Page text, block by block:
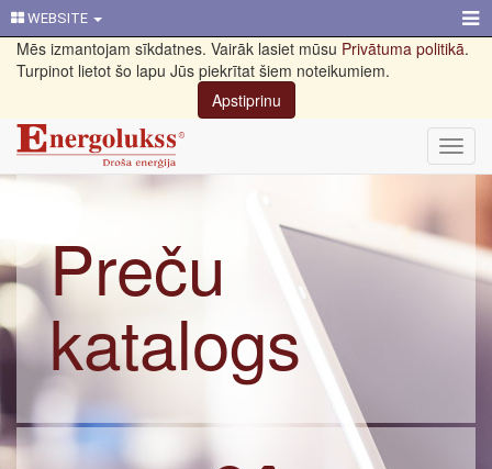
WEBSITE
Mēs izmantojam sīkdatnes. Vairāk lasiet mūsu Privātuma politikā.
Turpinot lietot šo lapu Jūs piekrītat šiem noteikumiem.
Apstiprinu
Preču
katalogs